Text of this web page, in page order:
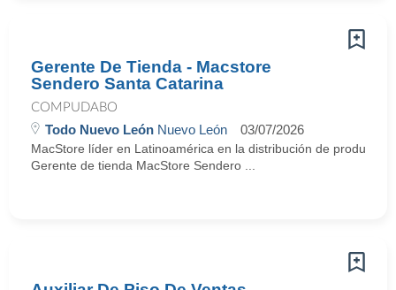
Gerente De Tienda - Macstore
Sendero Santa Catarina
COMPUDABO
Todo Nuevo León Nuevo León 03/07/2026
MacStore líder en Latinoamérica en la distribución de
Gerente de tienda MacStore Sendero ...